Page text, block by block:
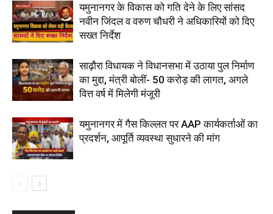
यमुनानगर के विकास को गति देने के लिए सांसद
नवीन जिंदल व वरुण चौधरी ने अधिकारियों को दिए
सख्त निर्देश
साढ़ौरा विधायक ने विधानसभा में उठाया पुल निर्माण
का मुद्दा, मंत्री बोलीं- 50 करोड़ की लागत, अगले
वित्त वर्ष में मिलेगी मंजूरी
यमुनानगर में गैस किल्लत पर AAP कार्यकर्ताओं का
प्रदर्शन, आपूर्ति व्यवस्था सुधारने की मांग